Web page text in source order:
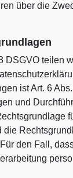
über die
DSGVO teilen
ist Art. 6
und
die
den Fall,